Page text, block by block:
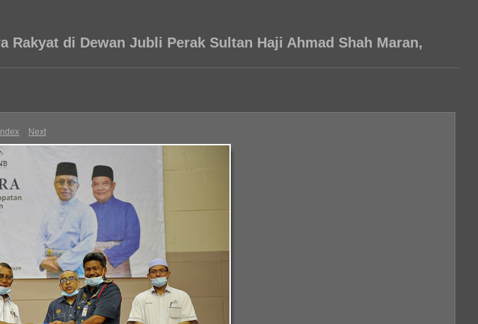
Rakyat di Dewan Jubli Perak Sultan Haji Ahmad Shah Maran,
Index Next